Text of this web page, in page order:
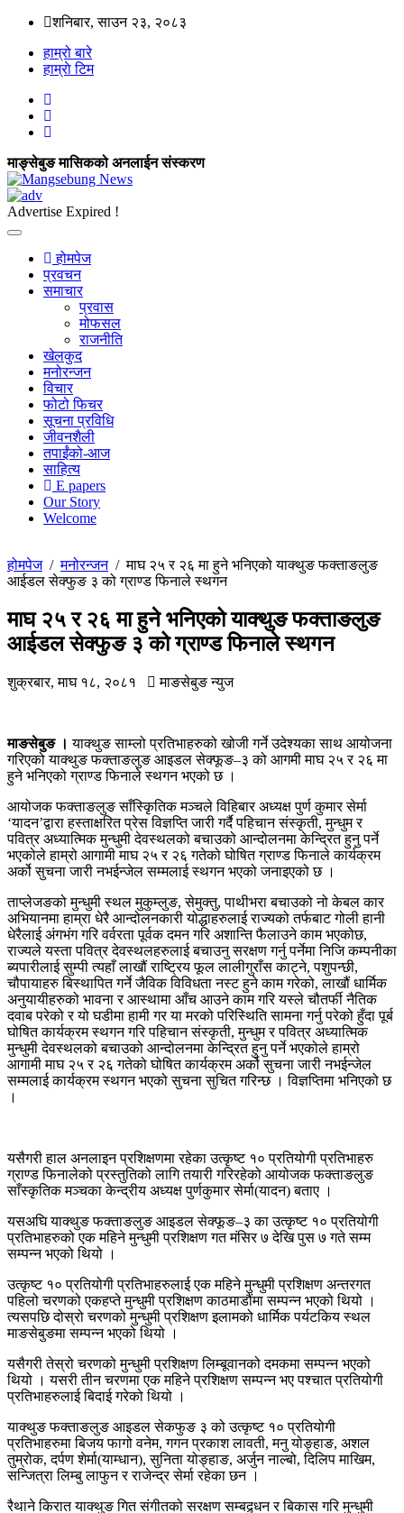
शनिबार, साउन २३, २०८३
हाम्रो बारे
हाम्राे टिम
माङ्सेबुङ मासिकको अनलाईन संस्करण
Advertise Expired !
होमपेज
प्रवचन
समाचार
प्रवास
मोफसल
राजनीति
खेलकुद
मनोरन्जन
विचार
फोटो फिचर
सूचना प्रविधि
जीवनशैली
तपाईंको-आज
साहित्य
E papers
Our Story
Welcome
होमपेज/मनोरन्जन/माघ २५ र २६ मा हुने भनिएको याक्थुङ फक्ताङलुङ
आईडल सेक्फुङ ३ को ग्राण्ड फिनाले स्थगन
माघ २५ र २६ मा हुने भनिएको याक्थुङ फक्ताङलुङ
आईडल सेक्फुङ ३ को ग्राण्ड फिनाले स्थगन
शुक्रबार, माघ १८, २०८१ माङसेबुङ न्युज
माङसेबुङ । याक्थुङ साम्लो प्रतिभाहरुको खोजी गर्ने उदेश्यका साथ आयोजना
गरिएको याक्थुङ फक्ताङलुङ आइडल सेक्फूङ–३ को आगमी माघ २५ र २६ मा
हुने भनिएको ग्राण्ड फिनाले स्थगन भएको छ ।
आयोजक फक्ताङलुङ साँस्किृतिक मञ्चले विहिबार अध्यक्ष पुर्ण कुमार सेर्मा
‘यादन’द्वारा हस्ताक्षरित प्रेस विज्ञप्ति जारी गर्दै पहिचान संस्कृती, मुन्धुम र
पवित्र अध्यात्मिक मुन्धुमी देवस्थलको बचाउको आन्दोलनमा केन्द्रित हुनु पर्ने
भएकोले हाम्रो आगामी माघ २५ र २६ गतेको घोषित ग्राण्ड फिनाले कार्यक्रम
अर्को सुचना जारी नभईन्जेल सम्मलाई स्थगन भएको जनाइएको छ ।
ताप्लेजङको मुन्धुमी स्थल मुकुम्लुङ, सेमुक्तु, पाथीभरा बचाउको नो केबल कार
अभियानमा हाम्रा धेरै आन्दोलनकारी योद्धाहरुलाई राज्यको तर्फबाट गोली हानी
धेरैलाई अंगभंग गरि वर्वरता पूर्वक दमन गरि अशान्ति फैलाउने काम भएकोछ,
राज्यले यस्ता पवित्र देवस्थलहरुलाई बचाउनु सरक्षण गर्नु पर्नेमा निजि कम्पनीका
ब्यपारीलाई सुम्पी त्यहाँ लाखौं राष्ट्रिय फूल लालीगुराँस काट्ने, पशुपन्छी,
चौपायाहरु बिस्थापित गर्ने जैविक विविधता नस्ट हुने काम गरेको, लाखौं धार्मिक
अनुयायीहरुको भावना र आस्थामा आँच आउने काम गरि यस्ले चौतर्फी नैतिक
दवाब परेको र यो घडीमा हामी गर या मरको परिस्थिति सामना गर्नु परेको हुँदा पूर्ब
घोषित कार्यक्रम स्थगन गरि पहिचान संस्कृती, मुन्धुम र पवित्र अध्यात्मिक
मुन्धुमी देवस्थलको बचाउको आन्दोलनमा केन्द्रित हुनु पर्ने भएकोले हाम्रो
आगामी माघ २५ र २६ गतेको घोषित कार्यक्रम अर्को सुचना जारी नभईन्जेल
सम्मलाई कार्यक्रम स्थगन भएको सुचना सुचित गरिन्छ । विज्ञप्तिमा भनिएको छ
।
यसैगरी हाल अनलाइन प्रशिक्षणमा रहेका उत्कृष्ट १० प्रतियोगी प्रतिभाहरु
ग्राण्ड फिनालेको प्रस्तुतिको लागि तयारी गरिरहेको आयोजक फक्ताङलुङ
साँस्कृतिक मञ्चका केन्द्रीय अध्यक्ष पुर्णकुमार सेर्मा(यादन) बताए ।
यसअघि याक्थुङ फक्ताङलुङ आइडल सेक्फूङ–३ का उत्कृष्ट १० प्रतियोगी
प्रतिभाहरुको एक महिने मुन्धुमी प्रशिक्षण गत मंसिर ७ देखि पुस ७ गते सम्म
सम्पन्न भएको थियो ।
उत्कृष्ट १० प्रतियोगी प्रतिभाहरुलाई एक महिने मुन्धुमी प्रशिक्षण अन्तरगत
पहिलो चरणको एकहप्ते मुन्धुमी प्रशिक्षण काठमाडौंमा सम्पन्न भएको थियो ।
त्यसपछि दोस्रो चरणको मुन्धुमी प्रशिक्षण इलामको धार्मिक पर्यटकिय स्थल
माङसेबुङमा सम्पन्न भएको थियो ।
यसैगरी तेस्रो चरणको मुन्धुमी प्रशिक्षण लिम्बूवानको दमकमा सम्पन्न भएको
थियो । यसरी तीन चरणमा एक महिने प्रशिक्षण सम्पन्न भए पश्चात प्रतियोगी
प्रतिभाहरुलाई बिदाई गरेको थियो ।
याक्थुङ फक्ताङलुङ आइडल सेकफुङ ३ को उत्कृष्ट १० प्रतियोगी
प्रतिभाहरुमा बिजय फागो वनेम, गगन प्रकाश लावती, मनु योङ्हाङ, अशल
तुम्रोक, दर्पण शेर्मा(याम्धान), सुनिता योङ्हाङ, अर्जुन नाल्बो, दिलिप माखिम,
सन्जित्रा लिम्बु लाफुन र राजेन्द्र सेर्मा रहेका छन ।
रैथाने किरात याक्थुङ गित संगीतको सरक्षण सम्बद्र्धन र बिकास गरि मुन्धुमी